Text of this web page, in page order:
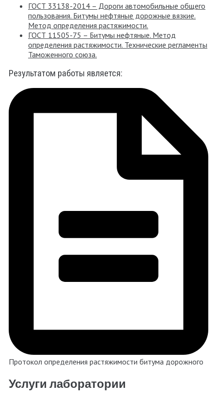
ГОСТ 33138-2014 – Дороги автомобильные общего
пользования. Битумы нефтяные дорожные вязкие.
Метод определения растяжимости.
ГОСТ 11505-75 – Битумы нефтяные. Метод
определения растяжимости. Технические регламенты
Таможенного союза.
Результатом работы является:
Протокол определения растяжимости битума дорожного
Услуги лаборатории